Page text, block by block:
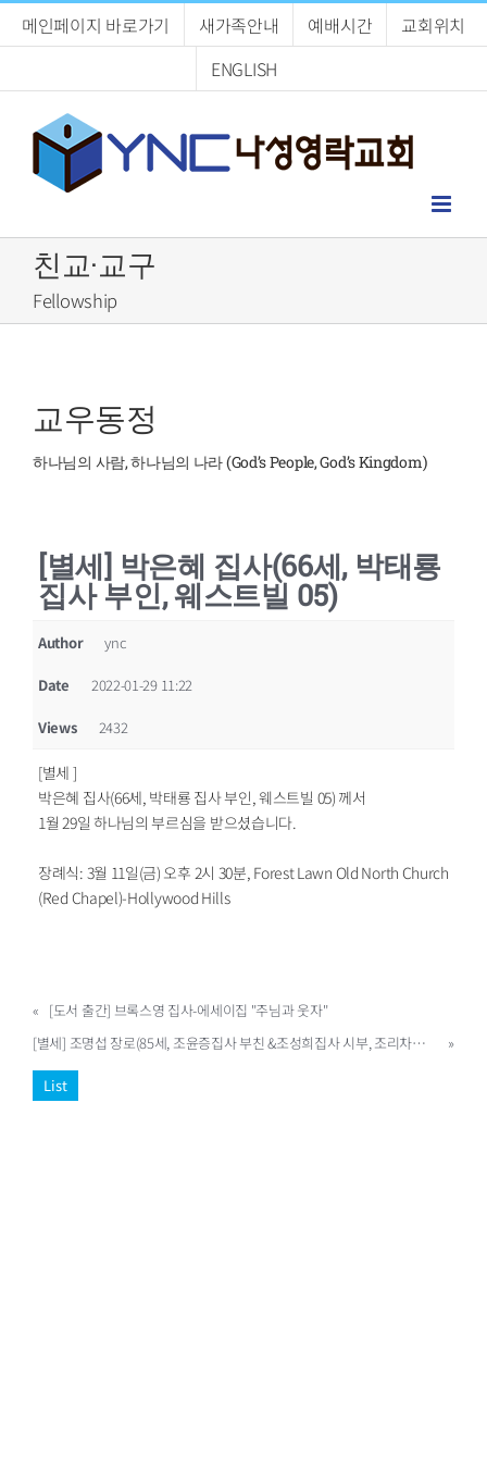
메인페이지 바로가기 새가족안내 예배시간
교회위치
ENGLISH
친교·교구
Fellowship
교우동정
하나님의 사람, 하나님의 나라 (God’s People, God’s Kingdom)
[별세] 박은혜 집사(66세, 박태룡
집사 부인, 웨스트빌 05)
Author ync
Date 2022-01-29 11:22
Views 2432
[별세 ]
박은혜 집사(66세, 박태룡 집사 부인, 웨스트빌 05) 께서
1월 29일 하나님의 부르심을 받으셨습니다.
장례식: 3월 11일(금) 오후 2시 30분, Forest Lawn Old North Church
(Red Chapel)-Hollywood Hills
« [도서 출간] 브록스영 집사-에세이집 "주님과 웃자"
[별세] 조명섭 장로(85세, 조윤증집사 부친 &조성희집사 시부, 조리차드성도 부친, 조그레이스성도 부친, 웨스트빌 11)
»
List